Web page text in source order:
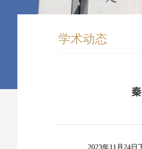
学术动态
2023年11月24